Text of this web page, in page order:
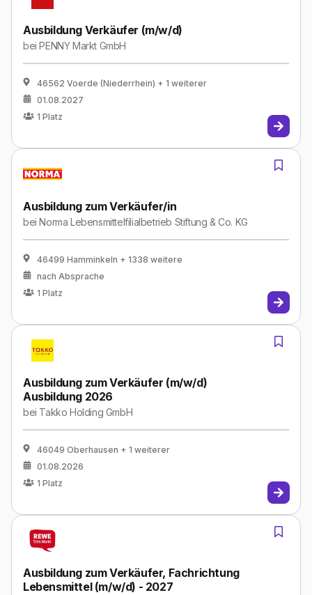
Ausbildung Verkäufer (m/w/d)
beiPENNY Markt GmbH
46562 Voerde (Niederrhein) + 1 weiterer
01.08.2027
1 Platz
Ausbildung zum Verkäufer/in
beiNorma Lebensmittelfilialbetrieb Stiftung & Co. KG
46499 Hamminkeln + 1338 weitere
nach Absprache
1 Platz
Ausbildung zum Verkäufer (m/w/d)
Ausbildung 2026
bei Takko Holding GmbH
46049 Oberhausen + 1 weiterer
01.08.2026
1 Platz
Ausbildung zum Verkäufer, Fachrichtung
Lebensmittel (m/w/d) - 2027